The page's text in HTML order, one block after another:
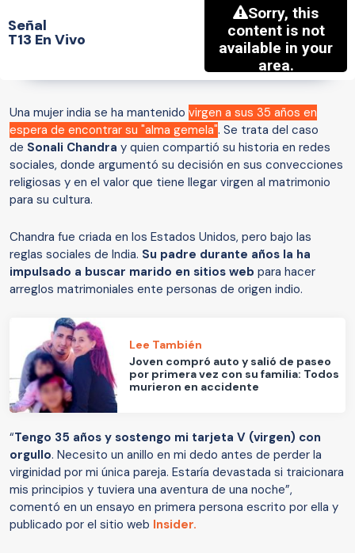
Señal
T13 En Vivo
Una mujer india se ha mantenido virgen a sus 35 años en
espera de encontrar su "alma gemela". Se trata del caso
de Sonali Chandra y quien compartió su historia en redes
sociales, donde argumentó su decisión en sus convecciones
religiosas y en el valor que tiene llegar virgen al matrimonio
para su cultura.
Chandra fue criada en los Estados Unidos, pero bajo las
reglas sociales de India. Su padre durante años la ha
impulsado a buscar marido en sitios web para hacer
arreglos matrimoniales ente personas de origen indio.
Lee También
Joven compró auto y salió de paseo
por primera vez con su familia: Todos
murieron en accidente
“Tengo 35 años y sostengo mi tarjeta V (virgen) con
orgullo. Necesito un anillo en mi dedo antes de perder la
virginidad por mi única pareja. Estaría devastada si traicionara
mis principios y tuviera una aventura de una noche”,
comentó en un ensayo en primera persona escrito por ella y
publicado por el sitio web Insider.